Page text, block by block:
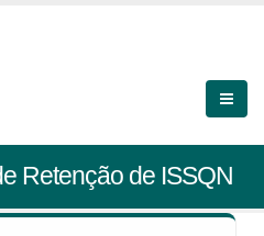
Retenção de ISSQN